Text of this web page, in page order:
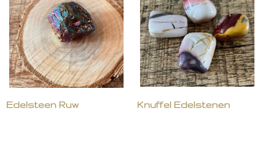
Edelsteen Ruw Knuffel Edelstenen